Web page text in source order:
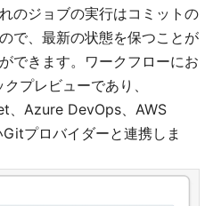
のジョブの実行はコミットの
で、最新の状態を保つことが
できます。ワークフローにお
プレビューであり、
Azure DevOps、AWS
プロバイダーと連携しま